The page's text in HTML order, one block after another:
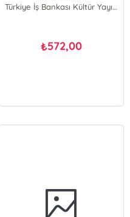
Türkiye İş Bankası Kültür Yayınları
₺572,00